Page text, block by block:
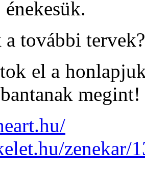
további tervek?
el a
megint!
zenekar/